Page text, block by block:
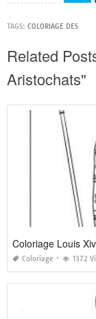
TAGS: COLORIAGE DES
Related
Aristochats"
Coloriage Louis Xiv
Coloriage 1372